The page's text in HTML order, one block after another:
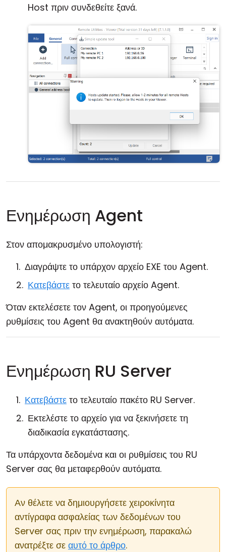
Host πριν συνδεθείτε ξανά.
Ενημέρωση Agent
Στον απομακρυσμένο υπολογιστή:
Διαγράψτε το υπάρχον αρχείο EXE του Agent.
Κατεβάστε το τελευταίο αρχείο Agent.
Όταν εκτελέσετε τον Agent, οι προηγούμενες
ρυθμίσεις του Agent θα ανακτηθούν αυτόματα.
Ενημέρωση RU Server
Κατεβάστε το τελευταίο πακέτο RU Server.
Εκτελέστε το αρχείο για να ξεκινήσετε τη
διαδικασία εγκατάστασης.
Τα υπάρχοντα δεδομένα και οι ρυθμίσεις του RU
Server σας θα μεταφερθούν αυτόματα.
Αν θέλετε να δημιουργήσετε χειροκίνητα
αντίγραφα ασφαλείας των δεδομένων του
Server σας πριν την ενημέρωση, παρακαλώ
ανατρέξτε σε αυτό το άρθρο.